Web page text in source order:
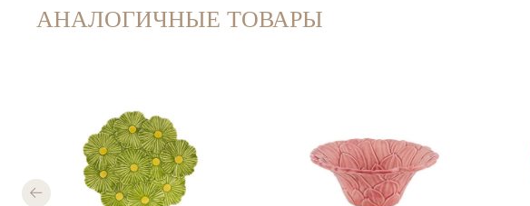
АНАЛОГИЧНЫЕ ТОВАРЫ